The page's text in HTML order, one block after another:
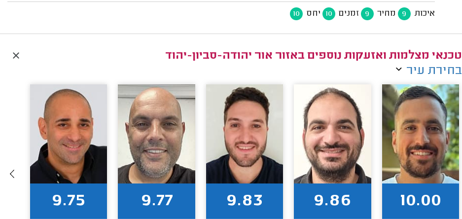
איכות 9 מחיר 9 זמנים 10 יחס 10
טכנאי מצלמות ואזעקות נוספים באזור אור יהודה-סביון-יהוד
בחירת עיר
10.00
9.86
9.83
9.77
9.75